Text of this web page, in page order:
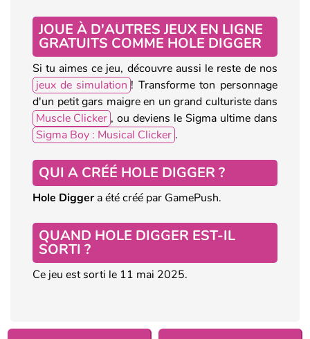
JOUE À D'AUTRES JEUX EN LIGNE
GRATUITS COMME HOLE DIGGER
Si tu aimes ce jeu, découvre aussi le reste de nos
jeux de simulation ! Transforme ton personnage
d'un petit gars maigre en un grand culturiste dans
Muscle Clicker , ou deviens le Sigma ultime dans
Sigma Boy : Musical Clicker .
QUI A CRÉÉ HOLE DIGGER ?
Hole Diggera été créé par GamePush.
QUAND HOLE DIGGER EST-IL
SORTI ?
Ce jeu est sorti le 11 mai 2025.